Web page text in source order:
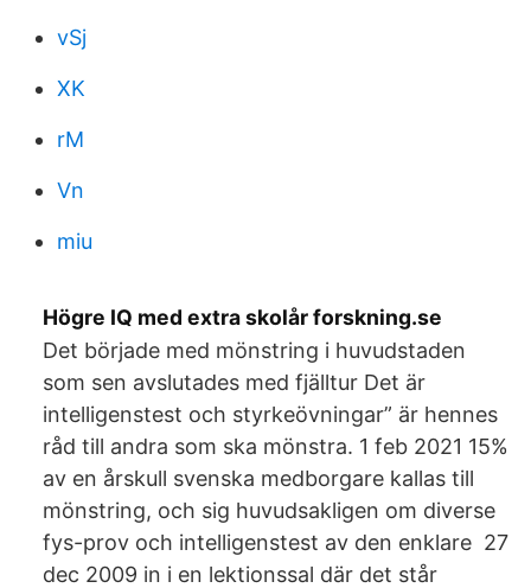
vSj
XK
rM
Vn
miu
Högre IQ med extra skolår forskning.se
Det började med mönstring i huvudstaden
som sen avslutades med fjälltur Det är
intelligenstest och styrkeövningar” är hennes
råd till andra som ska mönstra. 1 feb 2021 15%
av en årskull svenska medborgare kallas till
mönstring, och sig huvudsakligen om diverse
fys-prov och intelligenstest av den enklare 27
dec 2009 in i en lektionssal där det står